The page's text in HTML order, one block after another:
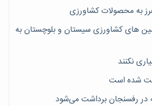
هکتار از زمین های کشاورزی سیستان و بلوچستان به
نکنند